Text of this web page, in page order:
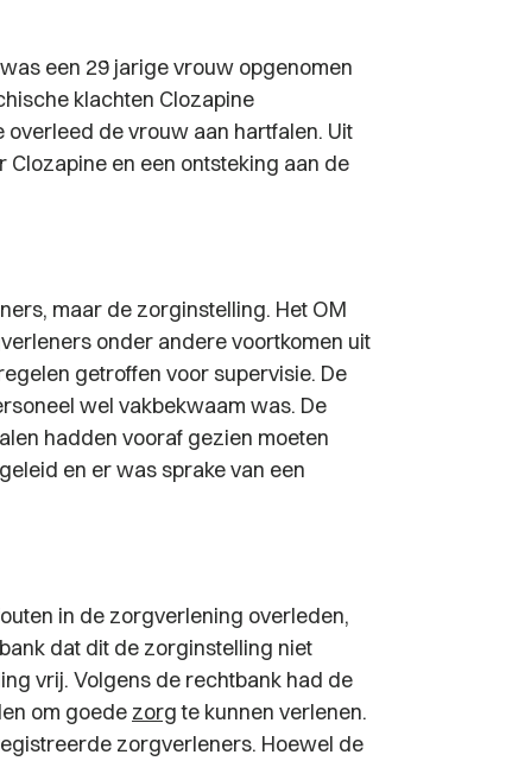
een 29 jarige vrouw opgenomen
klachten Clozapine
de vrouw aan hartfalen. Uit
en een ontsteking aan de
maar de zorginstelling. Het OM
onder andere voortkomen uit
getroffen voor supervisie. De
wel vakbekwaam was. De
hadden vooraf gezien moeten
en er was sprake van een
in de zorgverlening overleden,
dat dit de zorginstelling niet
vrij. Volgens de rechtbank had de
om goede zorgte kunnen verlenen.
zorgverleners. Hoewel de